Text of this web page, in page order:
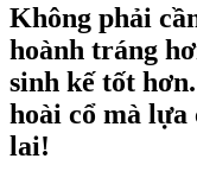
Không phải
hoành tráng
sinh kế tốt
hoài cổ mà lựa
lai!